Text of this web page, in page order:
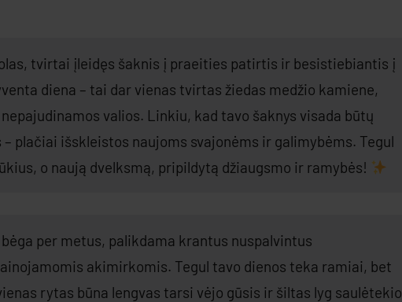
tvirtai įleidęs šaknis į praeities patirtis ir besistiebiantis į
diena – tai dar vienas tvirtas žiedas medžio kamiene,
valios. Linkiu, kad tavo šaknys visada būtų
plačiai išskleistos naujoms svajonėms ir galimybėms. Tegul
o naują dvelksmą, pripildytą džiaugsmo ir ramybės!
per metus, palikdama krantus nuspalvintus
akimirkomis. Tegul tavo dienos teka ramiai, bet
rytas būna lengvas tarsi vėjo gūsis ir šiltas lyg saulėtekio